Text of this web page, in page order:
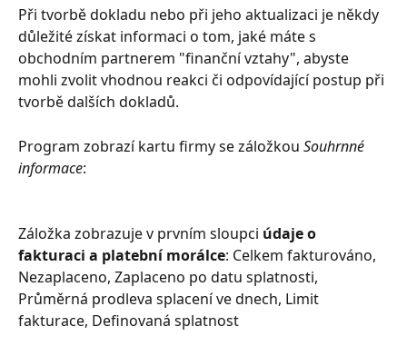
Při tvorbě dokladu nebo při jeho aktualizaci je někdy
důležité získat informaci o tom, jaké máte s
obchodním partnerem "finanční vztahy", abyste
mohli zvolit vhodnou reakci či odpovídající postup při
tvorbě dalších dokladů.
Program zobrazí kartu firmy se záložkou Souhrnné
informace:
Záložka zobrazuje v prvním sloupci údaje o
fakturaci a platební morálce: Celkem fakturováno,
Nezaplaceno, Zaplaceno po datu splatnosti,
Průměrná prodleva splacení ve dnech, Limit
fakturace, Definovaná splatnost